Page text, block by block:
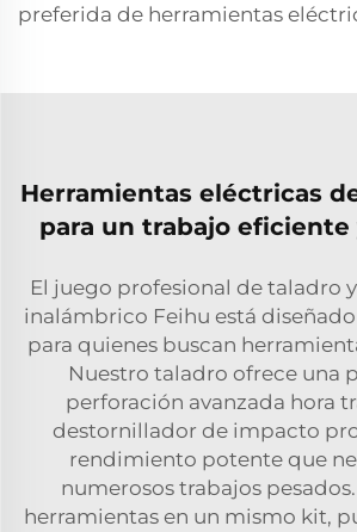
preferida de herramientas
Herramientas eléctricas
para un trabajo
El juego profesional de taladro
inalámbrico Feihu está
para quienes buscan
Nuestro taladro ofrece una
perforación avanzada hora
destornillador de impacto
rendimiento potente que
numerosos trabajos pesados.
herramientas en un mismo kit,